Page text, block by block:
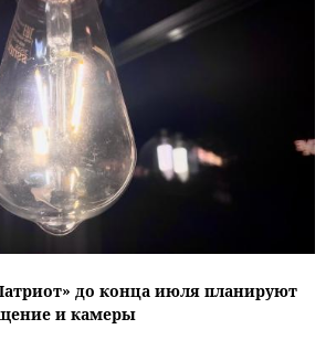
до конца июля планируют
и камеры